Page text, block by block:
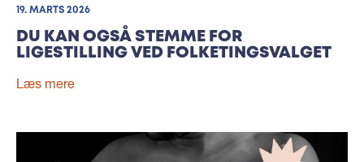
19. MARTS 2026
DU KAN OGSÅ STEMME FOR
LIGESTILLING VED FOLKETINGSVALGET
Læs mere